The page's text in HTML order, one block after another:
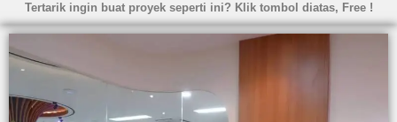
Tertarik ingin buat proyek seperti ini? Klik tombol diatas, Free !